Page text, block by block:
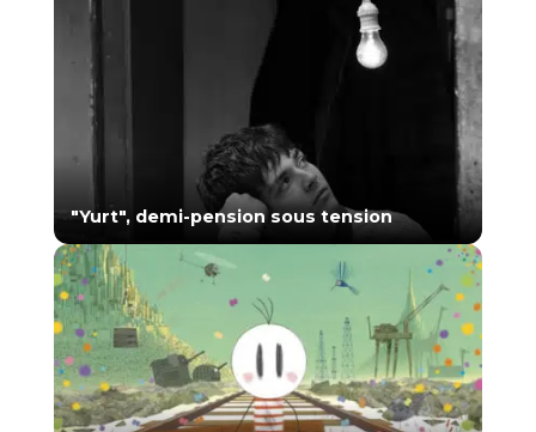
"Yurt", demi-pension sous tension